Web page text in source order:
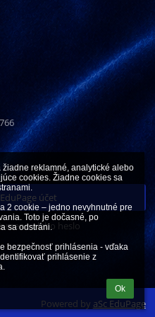
žiadne reklamné, analytické alebo
cookies. Žiadne cookies sa
2 cookie – jedno nevyhnutné pre
Toto je dočasné, po
sa odstráni.
bezpečnosť prihlásenia - vďaka
prihlásenie z
Ok
účet
meno alebo heslo
Powered by aSc EduPage